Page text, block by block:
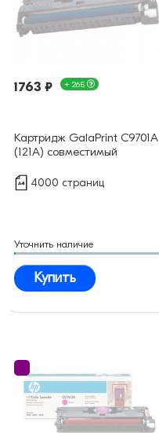
1763 ₽ + 26Б
Картридж GalaPrint C9701A
(121A) совместимый
4000 страниц
Уточнить наличие
Купить